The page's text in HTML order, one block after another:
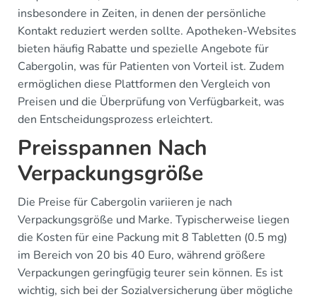
insbesondere in Zeiten, in denen der persönliche
Kontakt reduziert werden sollte. Apotheken-Websites
bieten häufig Rabatte und spezielle Angebote für
Cabergolin, was für Patienten von Vorteil ist. Zudem
ermöglichen diese Plattformen den Vergleich von
Preisen und die Überprüfung von Verfügbarkeit, was
den Entscheidungsprozess erleichtert.
Preisspannen Nach
Verpackungsgröße
Die Preise für Cabergolin variieren je nach
Verpackungsgröße und Marke. Typischerweise liegen
die Kosten für eine Packung mit 8 Tabletten (0.5 mg)
im Bereich von 20 bis 40 Euro, während größere
Verpackungen geringfügig teurer sein können. Es ist
wichtig, sich bei der Sozialversicherung über mögliche